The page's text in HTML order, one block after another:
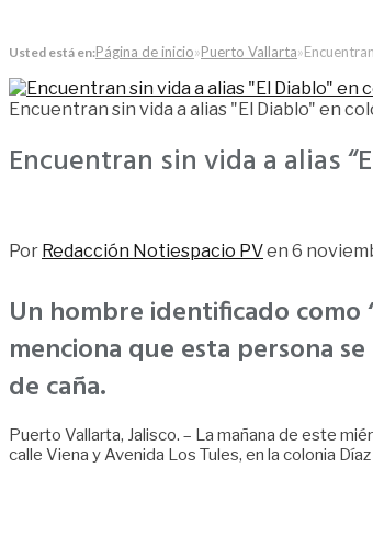
Usted está en:Página de inicio»Puerto Vallarta»
Encuentran sin vida a alias "El Diablo" en
Encuentran sin vida a alias
Por Redacción Notiespacio PVen 6
Un hombre identificado como
menciona que esta persona
de caña.
Puerto Vallarta, Jalisco. – La mañana de este
calle Viena y Avenida Los Tules, en la colonia Díaz